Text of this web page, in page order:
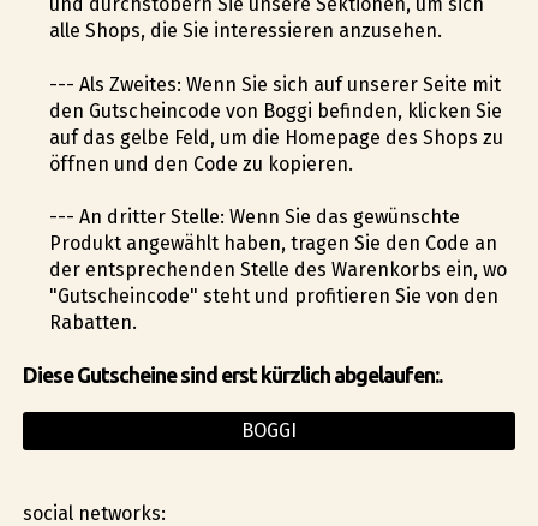
alle Shops, die Sie interessieren anzusehen.
--- Als Zweites: Wenn Sie sich auf unserer Seite mit
den Gutscheincode von Boggi befinden, klicken Sie
auf das gelbe Feld, um die Homepage des Shops zu
öffnen und den Code zu kopieren.
--- An dritter Stelle: Wenn Sie das gewünschte
Produkt angewählt haben, tragen Sie den Code an
der entsprechenden Stelle des Warenkorbs ein, wo
"Gutscheincode" steht und profitieren Sie von den
Rabatten.
Diese Gutscheine sind erst kürzlich abgelaufen:.
BOGGI
social networks: